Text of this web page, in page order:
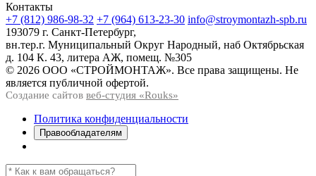
Контакты
+7 (812) 986-98-32 +7 (964) 613-23-30 info@stroymontazh-spb.ru
193079 г. Санкт-Петербург,
вн.тер.г. Муниципальный Округ Народный, наб Октябрьская
д. 104 К. 43, литера АЖ, помещ. №305
© 2026 ООО «СТРОЙМОНТАЖ». Все права защищены. Не
является публичной офертой.
Создание сайтов веб-студия «Rouks»
Политика конфиденциальности
Правообладателям